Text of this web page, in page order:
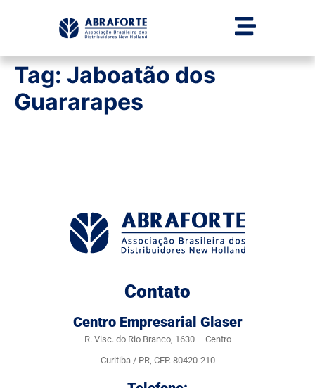
Tag: Jaboatão dos
Guararapes
Contato
Centro Empresarial Glaser
R. Visc. do Rio Branco, 1630 – Centro
Curitiba / PR, CEP. 80420-210